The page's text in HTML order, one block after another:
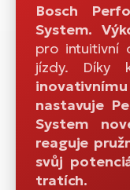
Bosch
System.
pro intuitivní
jízdy. Díky
nastavuje
System
reaguje
svůj
tratích.